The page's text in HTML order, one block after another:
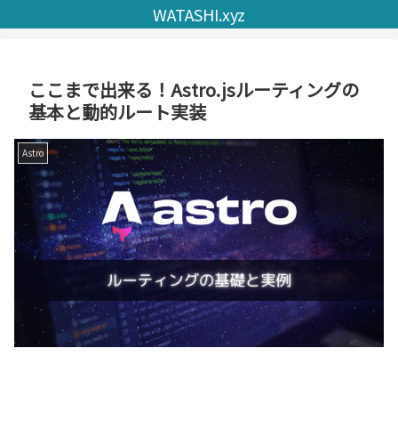
WATASHI.xyz
ここまで出来る！Astro.jsルーティングの
基本と動的ルート実装
Astro